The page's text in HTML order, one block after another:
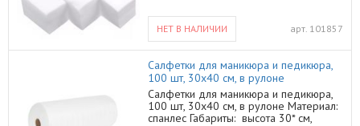
НЕТ В НАЛИЧИИ арт. 101857
Салфетки для маникюра и педикюра,
100 шт, 30x40 см, в рулоне
Салфетки для маникюра и педикюра,
100 шт, 30x40 см, в рулоне Материал:
спанлес Габариты: высота 30* см,